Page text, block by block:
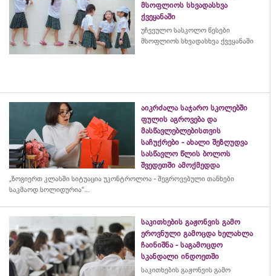
მსოფლიოს სხვადასხვა
ქვეყანაში
უჩვეულო სასკოლო წესები
მსოფლიოს სხვადასხვა ქვეყანაში
აიკრძალა საჯარო სკოლებში
ფულის აგროვება და
მასწავლებლებისთვის
საჩუქრები - ახალი შეზღუდვა
სასწავლო წლის ბოლოს
შვედეთში ამოქმედდა
„ზოგიერთ კლასში სიტუაცია უკონტროლოა - შეგროვებული თანხები
საკმაოდ სოლიდურია“...
საკითხების გაჟონვის გამო
ეროვნული გამოცდა ხელახლა
ჩაინიშნა - საგამოცდო
სკანდალი ინდოეთში
საკითხების გაჟონვის გამო